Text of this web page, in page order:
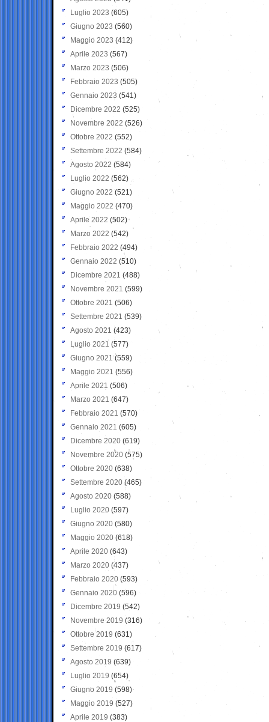
Luglio 2023 (605)
Giugno 2023 (560)
Maggio 2023 (412)
Aprile 2023 (567)
Marzo 2023 (506)
Febbraio 2023 (505)
Gennaio 2023 (541)
Dicembre 2022 (525)
Novembre 2022 (526)
Ottobre 2022 (552)
Settembre 2022 (584)
Agosto 2022 (584)
Luglio 2022 (562)
Giugno 2022 (521)
Maggio 2022 (470)
Aprile 2022 (502)
Marzo 2022 (542)
Febbraio 2022 (494)
Gennaio 2022 (510)
Dicembre 2021 (488)
Novembre 2021 (599)
Ottobre 2021 (506)
Settembre 2021 (539)
Agosto 2021 (423)
Luglio 2021 (577)
Giugno 2021(559)
Maggio 2021 (556)
Aprile 2021 (506)
Marzo 2021 (647)
Febbraio 2021 (570)
Gennaio 2021 (605)
Dicembre 2020 (619)
Novembre 2020 (575)
Ottobre 2020 (638)
Settembre 2020(465)
Agosto 2020 (588)
Luglio 2020 (597)
Giugno 2020 (580)
Maggio 2020 (618)
Aprile 2020 (643)
Marzo 2020 (437)
Febbraio 2020 (593)
Gennaio 2020 (596)
Dicembre 2019 (542)
Novembre 2019 (316)
Ottobre 2019 (631)
Settembre 2019 (617)
Agosto 2019 (639)
Luglio 2019 (654)
Giugno 2019 (598)
Maggio 2019 (527)
Aprile 2019 (383)